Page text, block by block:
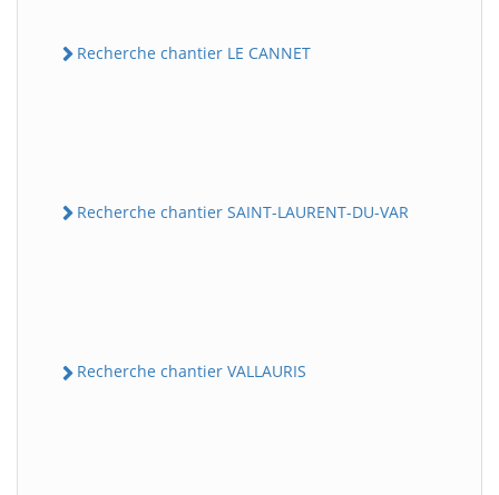
Recherche chantier LE CANNET
Recherche chantier SAINT-LAURENT-DU-VAR
Recherche chantier VALLAURIS